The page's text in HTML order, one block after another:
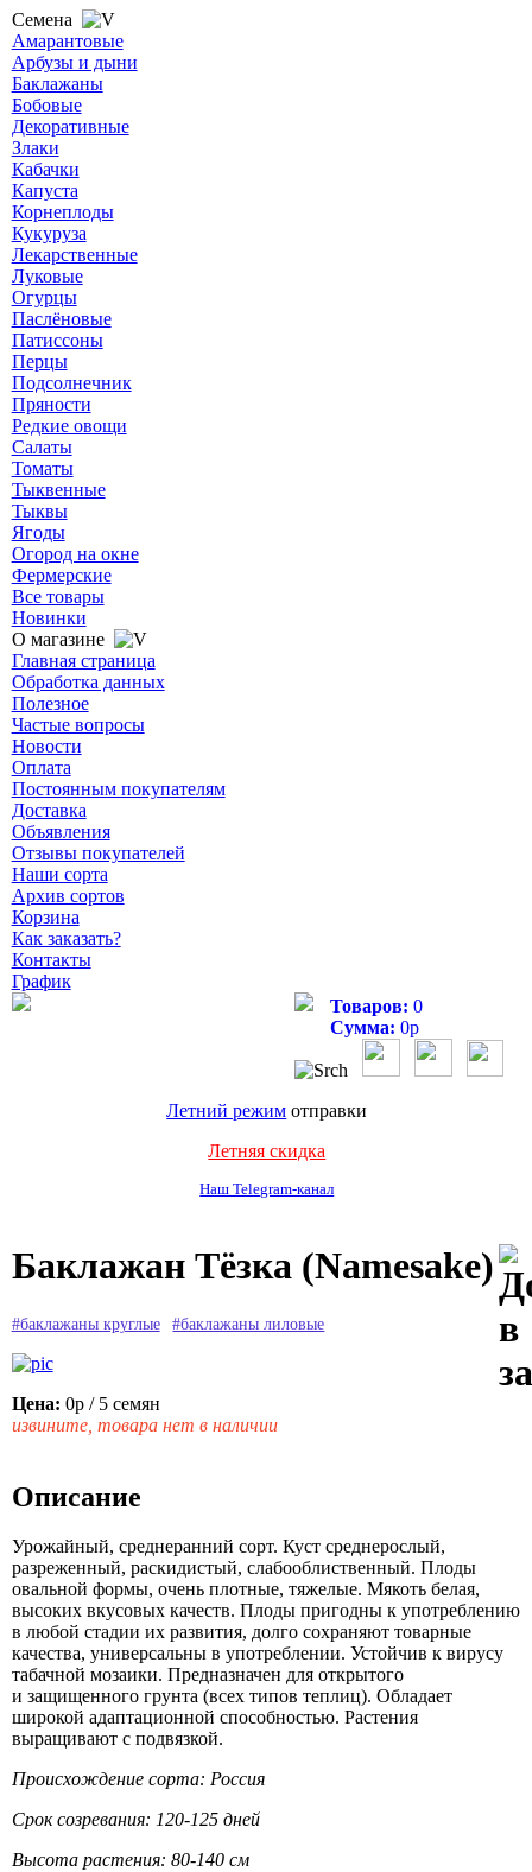
Семена
Амарантовые
Арбузы и дыни
Баклажаны
Бобовые
Декоративные
Злаки
Кабачки
Капуста
Корнеплоды
Кукуруза
Лекарственные
Луковые
Огурцы
Паслёновые
Патиссоны
Перцы
Подсолнечник
Пряности
Редкие овощи
Салаты
Томаты
Тыквенные
Тыквы
Ягоды
Огород на окне
Фермерские
Все товары
Новинки
О магазине
Главная страница
Обработка данных
Полезное
Частые вопросы
Новости
Оплата
Постоянным покупателям
Доставка
Объявления
Отзывы покупателей
Наши сорта
Архив сортов
Корзина
Как заказать?
Контакты
График
Товаров: 0
Сумма: 0р
Летний режим отправки
Летняя скидка
Наш Telegram-канал
Баклажан Тёзка (Namesake)
#баклажаны круглые #баклажаны лиловые
Цена: 0р / 5 семян
извините, товара нет в наличии
Описание
Урожайный, среднеранний сорт. Куст среднерослый,
разреженный, раскидистый, слабооблиственный. Плоды
овальной формы, очень плотные, тяжелые. Мякоть белая,
высоких вкусовых качеств. Плоды пригодны к употреблению
в любой стадии их развития, долго сохраняют товарные
качества, универсальны в употреблении. Устойчив к вирусу
табачной мозаики. Предназначен для открытого
и защищенного грунта (всех типов теплиц). Обладает
широкой адаптационной способностью. Растения
выращивают с подвязкой.
Происхождение сорта: Россия
Срок созревания: 120-125 дней
Высота растения: 80-140 см